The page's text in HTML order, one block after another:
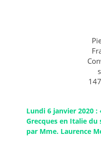
Lundi 6 janvier 2020 :
Grecques en Italie du
par Mme. Laurence